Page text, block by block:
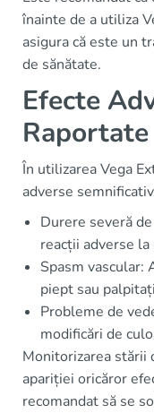
înainte de a utiliza
asigura că este un
de sănătate.
Efecte
Raportate
În utilizarea Vega
adverse
Durere severă
reacții adverse
Spasm vascular:
piept sau
Probleme de
modificări de
Monitorizarea stării
apariției oricăror
recomandat să se